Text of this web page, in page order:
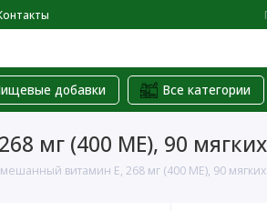
добавки Все категории
мг (400 МЕ), 90
витамин E, 268 мг (400 МЕ), 90 мягких